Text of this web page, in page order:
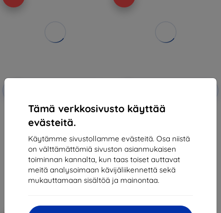
Tämä verkkosivusto käyttää
evästeitä.
Käytämme sivustollamme evästeitä. Osa niistä
on välttämättömiä sivuston asianmukaisen
toiminnan kannalta, kun taas toiset auttavat
meitä analysoimaan kävijäliikennettä sekä
mukauttamaan sisältöä ja mainontaa.
Beline Case Book Magnetic
Redmi 9A rose gold
10,90 €
9,81 €
Varastossa > 5 kpl
Beline Case Book Magnetic
Redmi 9A red
9,81 €
Varastossa > 5 kpl